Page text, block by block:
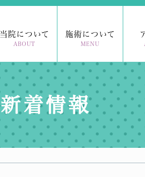
当院について
ABOUT
施術について
MENU
新着情報